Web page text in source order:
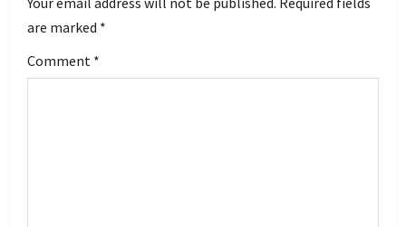
v
i
g
are marked *
Comment *